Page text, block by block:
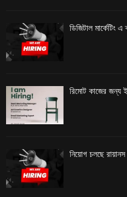
ডিজিটাল মার্কেটিং
রিমোট কাজের জন্য
নিয়োগ চলছে রায়ানস